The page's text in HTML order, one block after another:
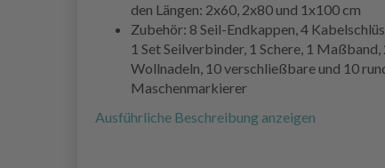
den Längen: 2x60, 2x80 und 1x100 cm
Zubehör: 8 Seil-Endkappen, 4
1 Set Seilverbinder, 1 Schere, 1 Maßband,
Wollnadeln, 10 verschließbare und 10
Maschenmarkierer
Ausführliche Beschreibung anzeigen